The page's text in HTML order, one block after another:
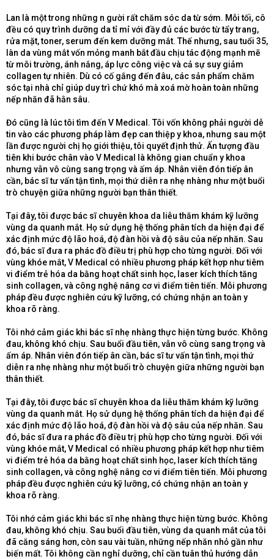
Lan là một trong những n gười rất chăm sóc da từ sớm. Mỗi tối, cô
đều có quy trình dưỡng da tỉ mỉ với đầy đủ các bước từ tẩy trang,
rửa mặt, toner, serum đến kem dưỡng mắt. Thế nhưng, sau tuổi 35,
làn da vùng mắt vốn mỏng manh bắt đầu chịu tác động mạnh mẽ
từ môi trường, ánh nắng, áp lực công việc và cả sự suy giảm
collagen tự nhiên. Dù có cố gắng đến đâu, các sản phẩm chăm
sóc tại nhà chỉ giúp duy trì chứ khó mà xoá mờ hoàn toàn những
nếp nhăn đã hằn sâu.
Đó cũng là lúc tôi tìm đến V Medical. Tôi vốn không phải người dễ
tin vào các phương pháp làm đẹp can thiệp y khoa, nhưng sau một
lần được người chị họ giới thiệu, tôi quyết định thử. Ấn tượng đầu
tiên khi bước chân vào V Medical là không gian chuẩn y khoa
nhưng vẫn vô cùng sang trọng và ấm áp. Nhân viên đón tiếp ân
cần, bác sĩ tư vấn tận tình, mọi thứ diễn ra nhẹ nhàng như một buổi
trò chuyện giữa những người bạn thân thiết.
Tại đây, tôi được bác sĩ chuyên khoa da liễu thăm khám kỹ lưỡng
vùng da quanh mắt. Họ sử dụng hệ thống phân tích da hiện đại để
xác định mức độ lão hoá, độ đàn hồi và độ sâu của nếp nhăn. Sau
đó, bác sĩ đưa ra phác đồ điều trị phù hợp cho từng người. Đối với
vùng khóe mắt, V Medical có nhiều phương pháp kết hợp như tiêm
vi điểm trẻ hóa da bằng hoạt chất sinh học, laser kích thích tăng
sinh collagen, và công nghệ nâng cơ vi điểm tiên tiến. Mỗi phương
pháp đều được nghiên cứu kỹ lưỡng, có chứng nhận an toàn y
khoa rõ ràng.
Tôi nhớ cảm giác khi bác sĩ nhẹ nhàng thực hiện từng bước. Không
đau, không khó chịu. Sau buổi đầu tiên, vẫn vô cùng sang trọng và
ấm áp. Nhân viên đón tiếp ân cần, bác sĩ tư vấn tận tình, mọi thứ
diễn ra nhẹ nhàng như một buổi trò chuyện giữa những người bạn
thân thiết.
Tại đây, tôi được bác sĩ chuyên khoa da liễu thăm khám kỹ lưỡng
vùng da quanh mắt. Họ sử dụng hệ thống phân tích da hiện đại để
xác định mức độ lão hoá, độ đàn hồi và độ sâu của nếp nhăn. Sau
đó, bác sĩ đưa ra phác đồ điều trị phù hợp cho từng người. Đối với
vùng khóe mắt, V Medical có nhiều phương pháp kết hợp như tiêm
vi điểm trẻ hóa da bằng hoạt chất sinh học, laser kích thích tăng
sinh collagen, và công nghệ nâng cơ vi điểm tiên tiến. Mỗi phương
pháp đều được nghiên cứu kỹ lưỡng, có chứng nhận an toàn y
khoa rõ ràng.
Tôi nhớ cảm giác khi bác sĩ nhẹ nhàng thực hiện từng bước. Không
đau, không khó chịu. Sau buổi đầu tiên, vùng da quanh mắt của tôi
đã căng sáng hơn, còn sau vài tuần, những nếp nhăn nhỏ gần như
biến mất. Tôi không cần nghỉ dưỡng, chỉ cần tuân thủ hướng dẫn